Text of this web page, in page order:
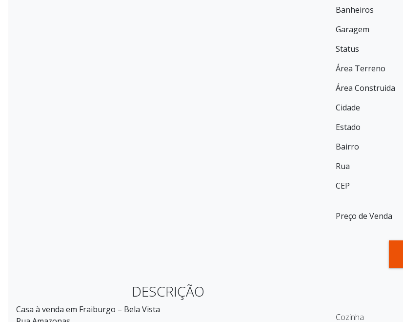
Banheiros
Garagem
Status
Área Terreno
Área Construida
Cidade
Estado
Bairro
Rua
CEP
Preço de Venda
DESCRIÇÃO
Casa à venda em Fraiburgo – Bela Vista
Cozinha